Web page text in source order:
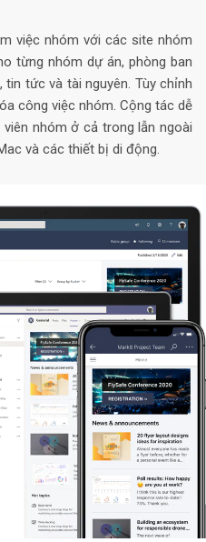
việc nhóm với các site nhóm
từng nhóm dự án, phòng ban
tin tức và tài nguyên. Tùy chỉnh
công việc nhóm. Cộng tác dễ
nhóm ở cả trong lẫn ngoài
và các thiết bị di động.